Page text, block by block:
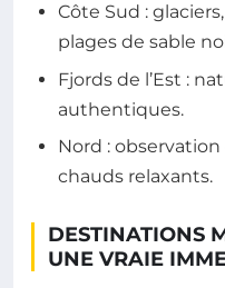
Côte Sud :
plages de sable
Fjords de l’Est :
authentiques.
Nord :
chauds relaxants.
DESTINATIONS
UNE VRAIE